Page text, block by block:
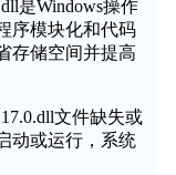
是Windows操作
序模块化和代码
存储空间并提高
文件缺失或
动或运行，系统